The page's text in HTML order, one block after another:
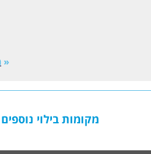
«
מקומות בילוי נוספים